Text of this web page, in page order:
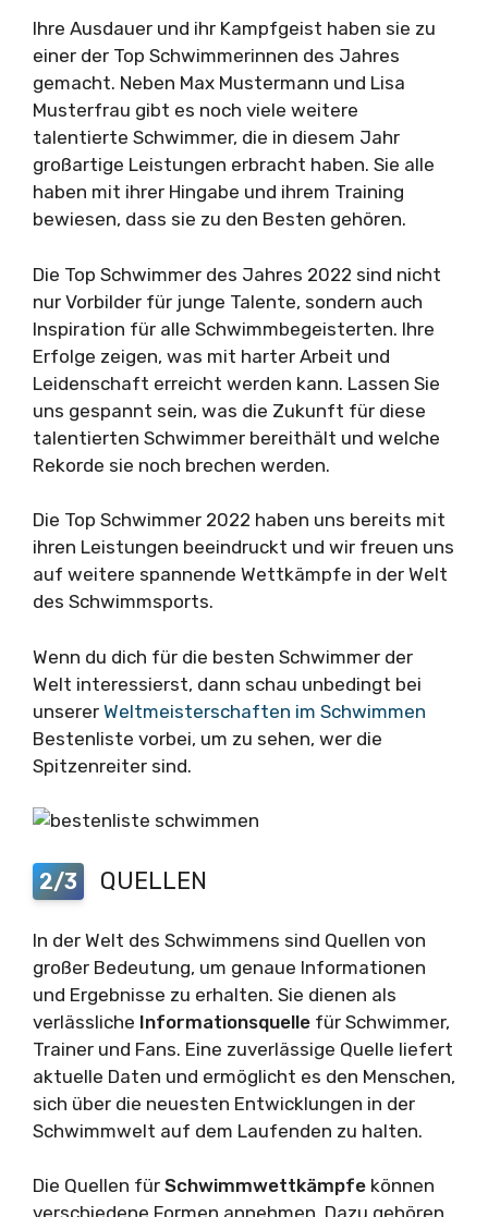
Ihre Ausdauer und ihr Kampfgeist haben sie zu
einer der Top Schwimmerinnen des Jahres
gemacht. Neben Max Mustermann und Lisa
Musterfrau gibt es noch viele weitere
talentierte Schwimmer, die in diesem Jahr
großartige Leistungen erbracht haben. Sie alle
haben mit ihrer Hingabe und ihrem Training
bewiesen, dass sie zu den Besten gehören.
Die Top Schwimmer des Jahres 2022 sind nicht
nur Vorbilder für junge Talente, sondern auch
Inspiration für alle Schwimmbegeisterten. Ihre
Erfolge zeigen, was mit harter Arbeit und
Leidenschaft erreicht werden kann. Lassen Sie
uns gespannt sein, was die Zukunft für diese
talentierten Schwimmer bereithält und welche
Rekorde sie noch brechen werden.
Die Top Schwimmer 2022 haben uns bereits mit
ihren Leistungen beeindruckt und wir freuen uns
auf weitere spannende Wettkämpfe in der Welt
des Schwimmsports.
Wenn du dich für die besten Schwimmer der
Welt interessierst, dann schau unbedingt bei
unserer Weltmeisterschaften im Schwimmen
Bestenliste vorbei, um zu sehen, wer die
Spitzenreiter sind.
2/3 QUELLEN
In der Welt des Schwimmens sind Quellen von
großer Bedeutung, um genaue Informationen
und Ergebnisse zu erhalten. Sie dienen als
verlässliche Informationsquelle für Schwimmer,
Trainer und Fans. Eine zuverlässige Quelle liefert
aktuelle Daten und ermöglicht es den Menschen,
sich über die neuesten Entwicklungen in der
Schwimmwelt auf dem Laufenden zu halten.
Die Quellen für Schwimmwettkämpfe können